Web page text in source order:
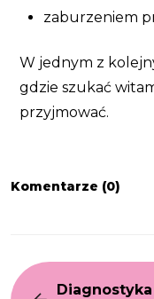
zaburzeniem
W jednym z
gdzie szukać
przyjmować.
Komentarze (0)